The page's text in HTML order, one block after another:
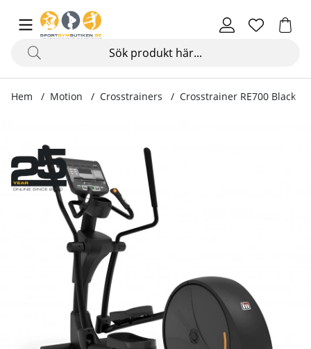
Hem Motion Crosstrainers Crosstrainer RE700 Black